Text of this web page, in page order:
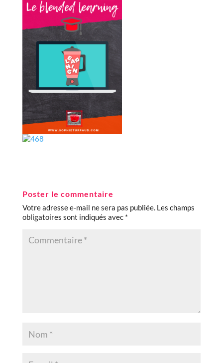
Poster le commentaire
Votre adresse e-mail ne sera pas publiée. Les champs
obligatoires sont indiqués avec *